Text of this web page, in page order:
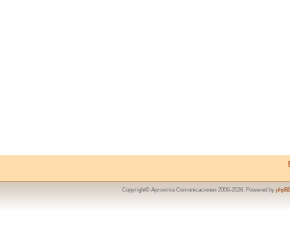
Copyright© Aproxima Comunicaciones 2006-2026. Powered by